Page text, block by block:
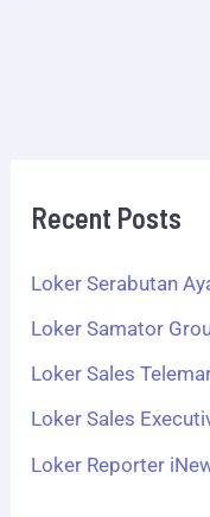
Recent Posts
Loker Serabutan
Loker Samator
Loker Sales
Loker Sales
Loker Reporter